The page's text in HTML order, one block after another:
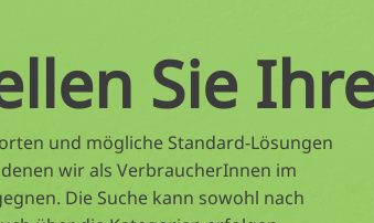
Sie
und mögliche Standard-Lösungen
wir als VerbraucherInnen im
Die Suche kann sowohl nach